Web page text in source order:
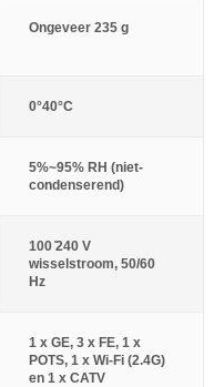
Ongeveer 235 g
0°40°C
5%~95% RH (niet-
condenserend)
100 ̊240 V
wisselstroom, 50/60
Hz
1 x GE, 3 x FE, 1 x
POTS, 1 x Wi-Fi (2.4G)
en 1 x CATV